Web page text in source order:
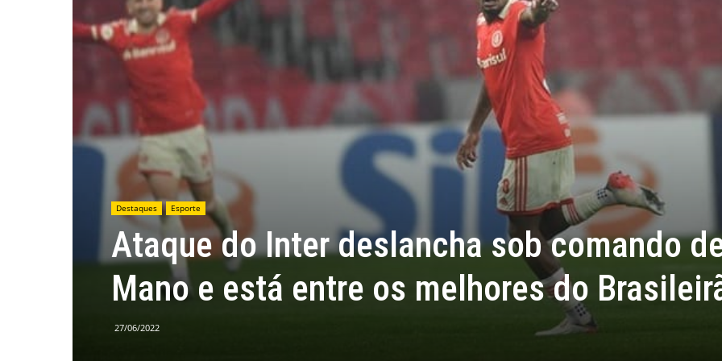
Destaques Esporte
Ataque do Inter deslancha sob comando
Mano e está entre os melhores do
27/06/2022